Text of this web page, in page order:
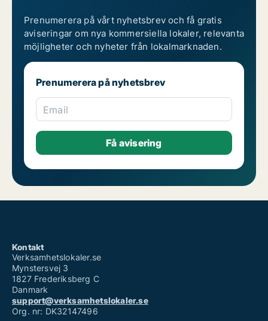
Prenumerera på vårt nyhetsbrev och få gratis
aviseringar om nya kommersiella lokaler, relevanta
möjligheter och nyheter från lokalmarknaden.
Prenumerera på nyhetsbrev
Email
Kontakt
Verksamhetslokaler.se
Mynstersvej 3
1827 Frederiksberg C
Danmark
support@verksamhetslokaler.se
Org. nr: DK32147496